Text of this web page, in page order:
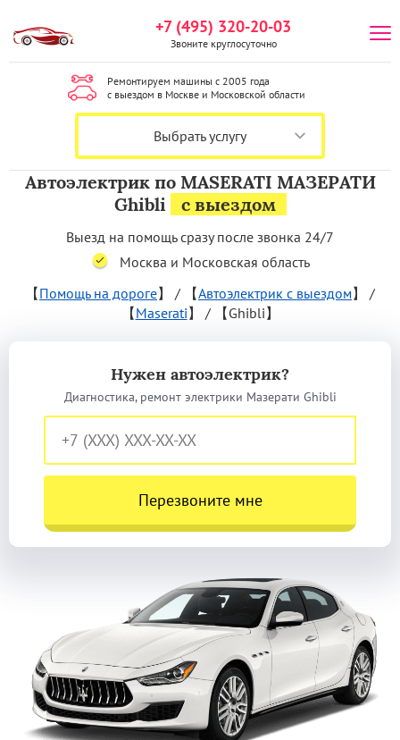
+7 (495) 320-20-03
Звоните круглосуточно
Ремонтируем машины с 2005 года
с выездом в Москве и Московской области
Выбрать услугу
Автоэлектрик по MASERATI МАЗЕРАТИ
Ghibli
с выездом
Выезд на помощь сразу после звонка 24/7
Москва и Московская область
【Помощь на дороге】 / 【Автоэлектрик с выездом】
/
【Maserati】 / 【Ghibli】
Нужен автоэлектрик?
Диагностика, ремонт электрики Мазерати Ghibli
Перезвоните мне